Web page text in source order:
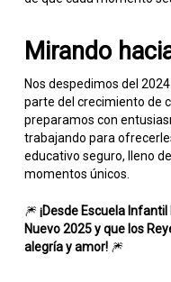
Mirando
Nos despedimos del
parte del crecimiento de
preparamos con
trabajando para
educativo seguro, lleno
momentos únicos.
🎆 ¡Desde Escuela
Nuevo 2025 y que los
alegría y amor!🎆